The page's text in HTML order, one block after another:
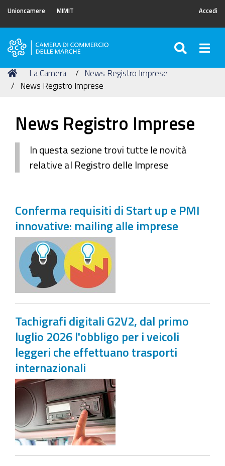
Unioncamere MIMIT Accedi
Camera
Commercio
delle
Tu
sei
Home
La Camera
News Registro Imprese
News Registro Imprese
News Registro Imprese
In questa sezione trovi tutte le novità
relative al Registro delle Imprese
Conferma requisiti di Start up e PMI
innovative: mailing alle imprese
Tachigrafi digitali G2V2, dal primo
luglio 2026 l'obbligo per i veicoli
leggeri che effettuano trasporti
internazionali